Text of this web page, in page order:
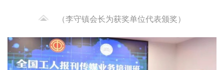
（李守镇会长为获奖单位代表颁奖）